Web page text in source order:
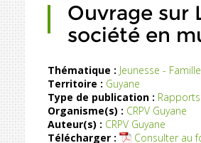
Ouvrage sur
société en
Thématique : Jeunesse - Famille
Territoire : Guyane
Type de publication :
Organisme(s) : CRPV Guyane
Auteur(s) : CRPV Guyane
Télécharger :
Consulter au